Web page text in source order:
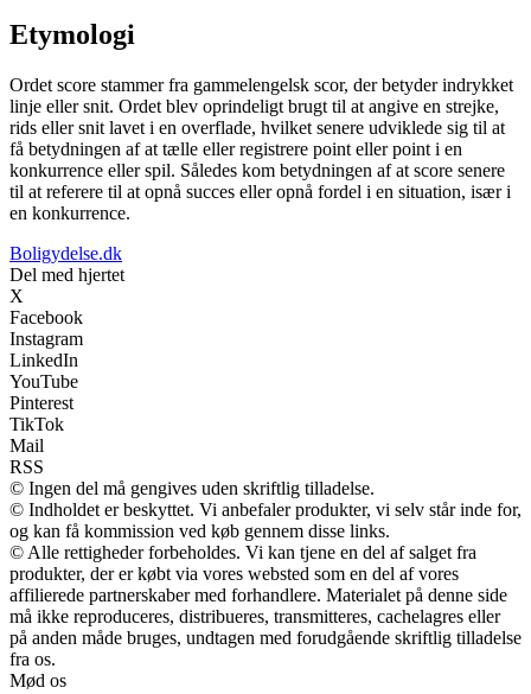
Etymologi
Ordet score stammer fra gammelengelsk scor, der betyder indrykket
linje eller snit. Ordet blev oprindeligt brugt til at angive en strejke,
rids eller snit lavet i en overflade, hvilket senere udviklede sig til at
få betydningen af ​​at tælle eller registrere point eller point i en
konkurrence eller spil. Således kom betydningen af at score senere
til at referere til at opnå succes eller opnå fordel i en situation, især i
en konkurrence.
Boligydelse.dk
Del med hjertet
X
Facebook
Instagram
LinkedIn
YouTube
Pinterest
TikTok
Mail
RSS
© Ingen del må gengives uden skriftlig tilladelse.
© Indholdet er beskyttet. Vi anbefaler produkter, vi selv står inde for,
og kan få kommission ved køb gennem disse links.
© Alle rettigheder forbeholdes. Vi kan tjene en del af salget fra
produkter, der er købt via vores websted som en del af vores
affilierede partnerskaber med forhandlere. Materialet på denne side
må ikke reproduceres, distribueres, transmitteres, cachelagres eller
på anden måde bruges, undtagen med forudgående skriftlig tilladelse
fra os.
Mød os